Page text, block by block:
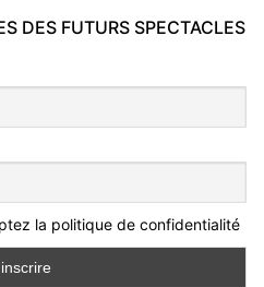
DES FUTURS SPECTACLES
la politique de confidentialité